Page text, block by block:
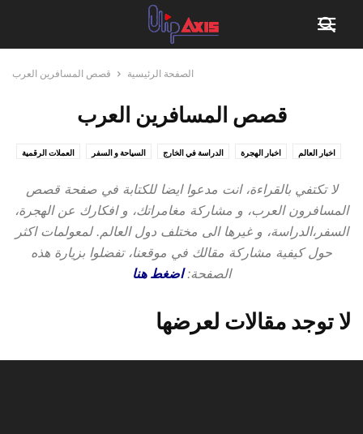
الصفحة الرئيسية قصص المسافرين العرب
قصص المسافرين العرب
اخبار العالم اخبار الهجرة الدراسة في الخارج السياحة و السفر العملات الرقمية
لا تكتفي بالقراءة، انت مدعوا ايضا للكتابة في صفحة قصص
المسافرون العرب، و مشاركة مغامراتك، و افكارك عن الهجرة،
السفر،الدراسة، و غيرها الى مختلف دول العالم. لمعولمات اكثر
حول كيفية مشاركة مقالك في موقعنا، تفضلوا بزيارة هذه
الصفحة:اضغط هنا
لا توجد مقالات لعرضها